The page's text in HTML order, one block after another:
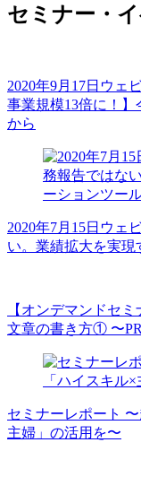
セミナー・
2020年9月17日ウェ
事業規模13倍に！】
から
2020年7月15日ウェ
い。業績拡大を実現
【オンデマンドセ
文章の書き方① 〜
セミナーレポート
主婦」の活用を〜